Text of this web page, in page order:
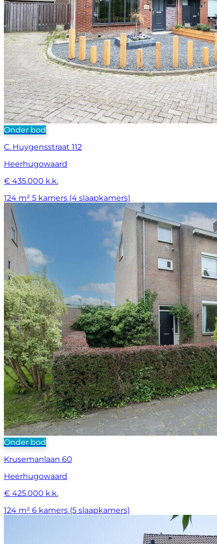
Onder bod
C. Huygensstraat 112
Heerhugowaard
€ 435.000 k.k.
124 m² 5 kamers (4 slaapkamers)
Onder bod
Krusemanlaan 60
Heerhugowaard
€ 425.000 k.k.
124 m² 6 kamers (5 slaapkamers)